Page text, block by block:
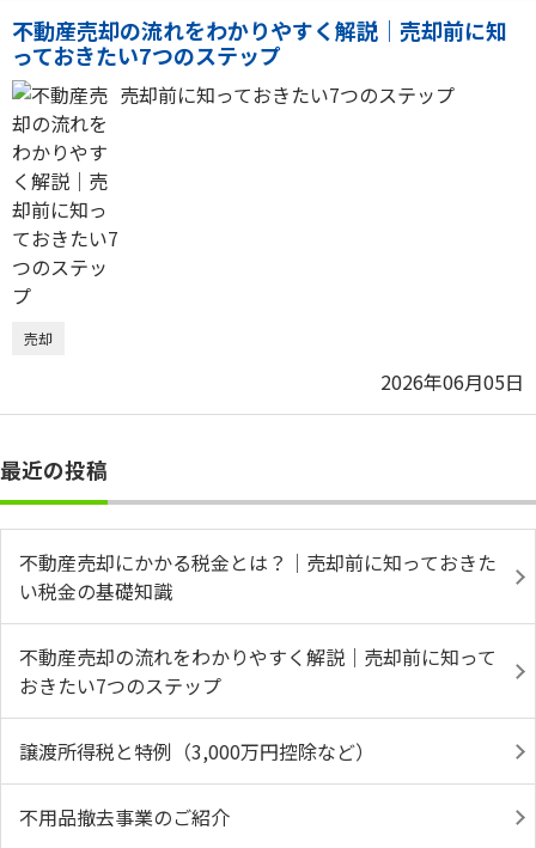
不動産売却の流れをわかりやすく解説｜売却前に知
っておきたい7つのステップ
売却前に知っておきたい7つのステップ
売却
2026年06月05日
最近の投稿
不動産売却にかかる税金とは？｜売却前に知っておきた
い税金の基礎知識
不動産売却の流れをわかりやすく解説｜売却前に知って
おきたい7つのステップ
譲渡所得税と特例（3,000万円控除など）
不用品撤去事業のご紹介